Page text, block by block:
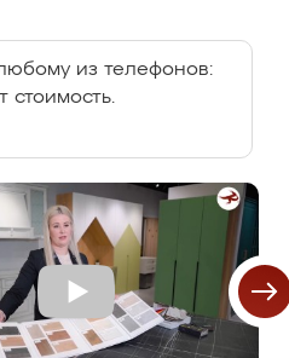
из телефонов:
стоимость.